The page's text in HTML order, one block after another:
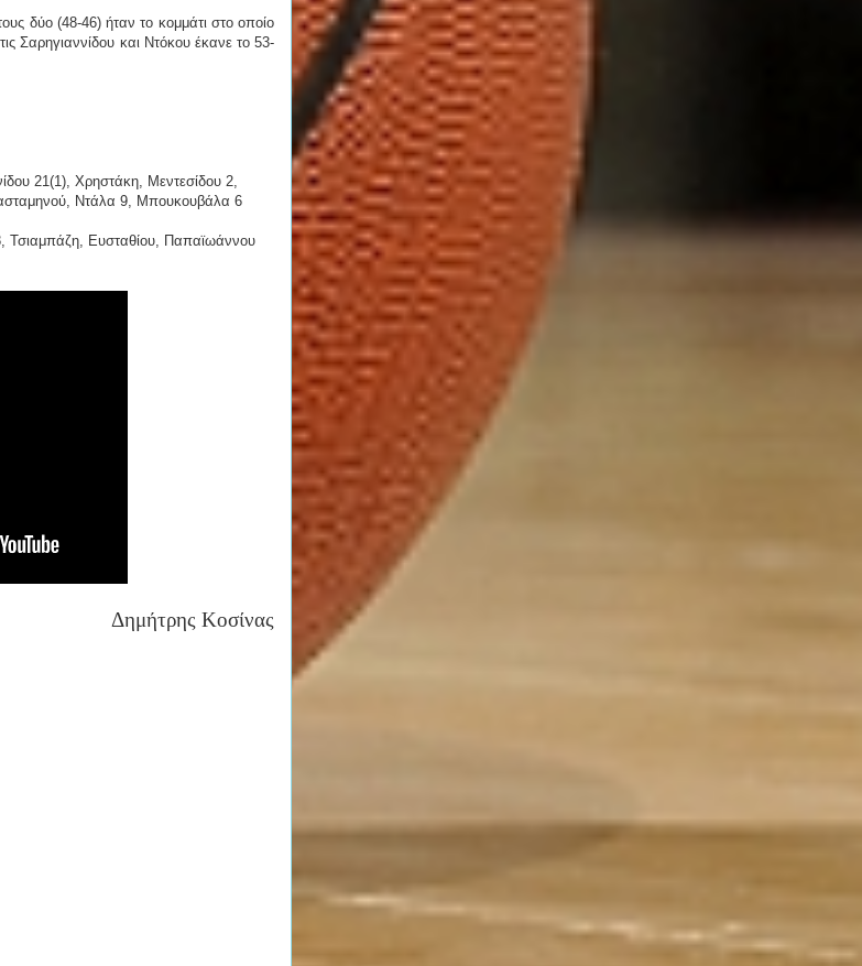
δύο (48-46) ήταν το κομμάτι στο οποίο
Σαρηγιαννίδου και Ντόκου έκανε το 53-
21(1), Χρηστάκη, Μεντεσίδου 2,
Ντάλα 9, Μπουκουβάλα 6
Τσιαμπάζη, Ευσταθίου, Παπαϊωάννου
Δημήτρης Κοσίνας